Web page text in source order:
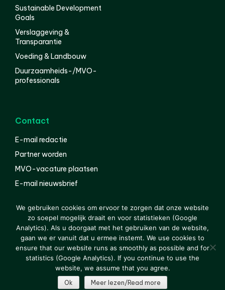
Sustainable Development
Goals
Verslaggeving &
Transparantie
Voeding & Landbouw
Duurzaamheids-/MVO-
professionals
Contact
E-mail redactie
Partner worden
MVO-vacature plaatsen
E-mail nieuwsbrief
© 2000-2026 Van der Molen EIS Colofon
Disclaimer
Privacy
We gebruiken cookies om ervoor te zorgen dat onze website
zo soepel mogelijk draait en voor statistieken (Google
Analytics). Als u doorgaat met het gebruiken van de website,
gaan we er vanuit dat u ermee instemt. We use cookies to
ensure that our website runs as smoothly as possible and for
statistics (Google Analytics). If you continue to use the
website, we assume that you agree.
Ok Meer lezen/Read more